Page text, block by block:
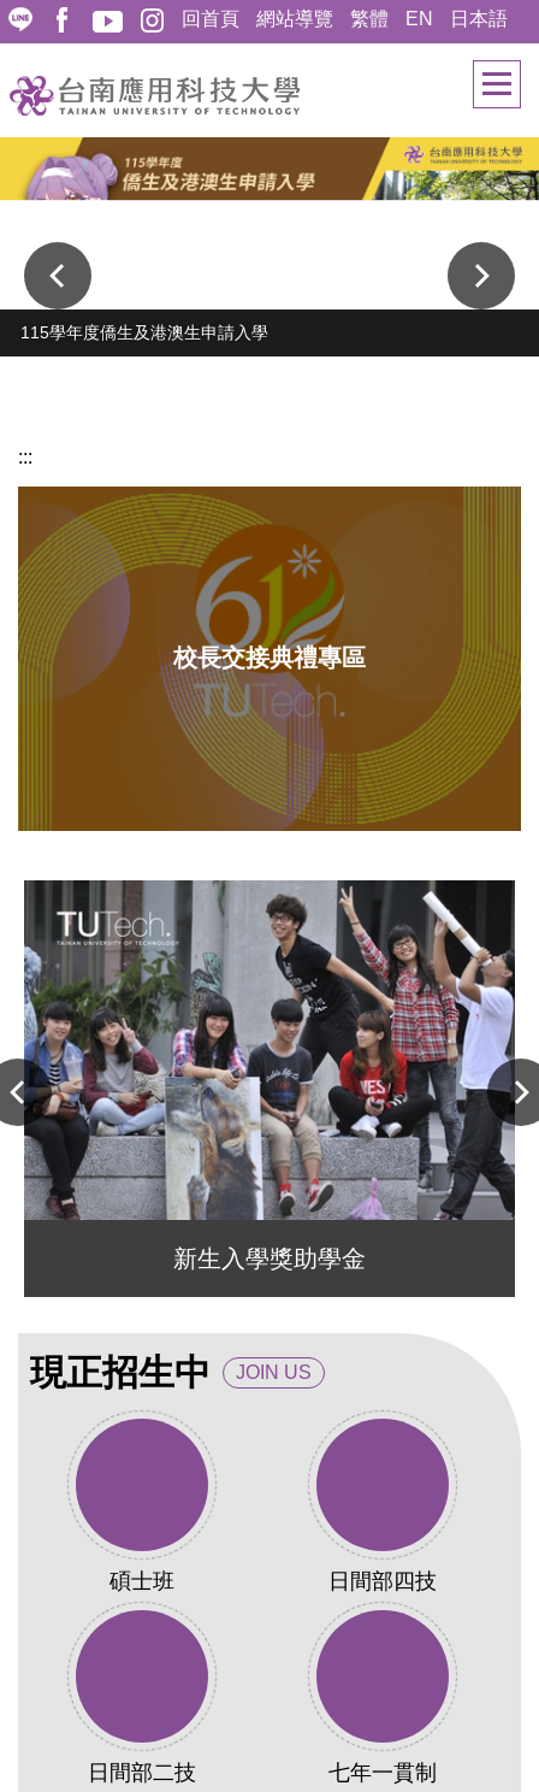
跳
到
主
要
內
區
回首頁 網站導覽 繁體 EN 日本語
115學年度僑生及港澳生申請入學
:::
Open Day
畢業典禮專區
校長交接典禮專區
新生入學獎助學金
現正招生中 JOIN US
碩士班 日間部四技
日間部二技 七年一貫制